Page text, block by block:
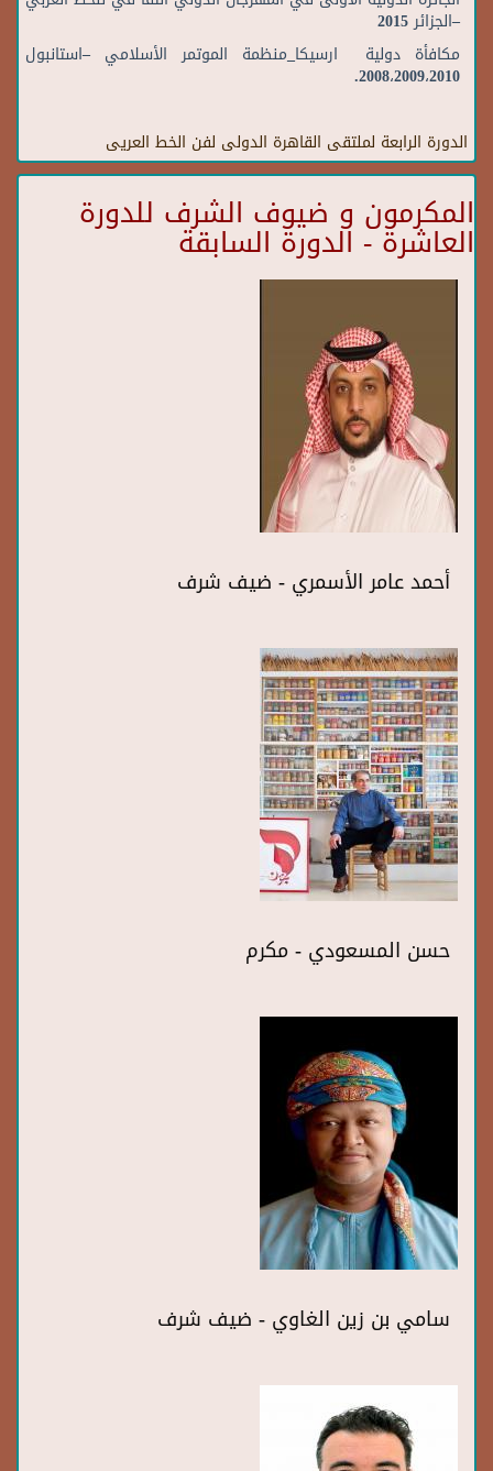
–الجزائر 2015
مكافأة دولية ارسيكا_منظمة الموتمر الأسلامي –استانبول
2008،2009،2010.
الدورة الرابعة لملتقى القاهرة الدولى لفن الخط العريى
المكرمون و ضيوف الشرف للدورة
العاشرة - الدورة السابقة
أحمد عامر الأسمري - ضيف شرف
حسن المسعودي - مكرم
سامي بن زين الغاوي - ضيف شرف